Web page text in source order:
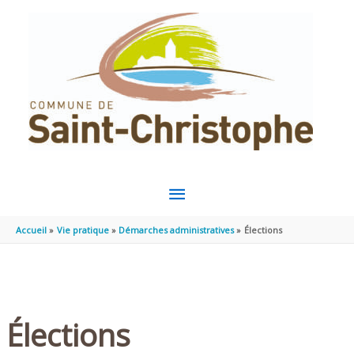
MENU
PRINCIPAL
Accueil Vie pratique Démarches administratives Élections
Élections